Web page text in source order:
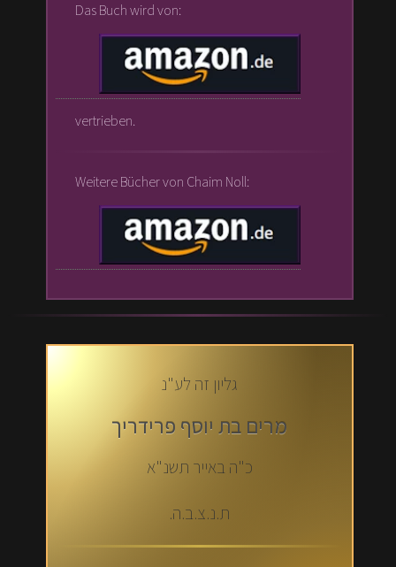
Das Buch wird von:
vertrieben.
Weitere Bücher von Chaim Noll:
גליון זה לע"נ
מרים בת יוסף פרידריך
כ"ה באייר תשנ"א
ת.נ.צ.ב.ה.